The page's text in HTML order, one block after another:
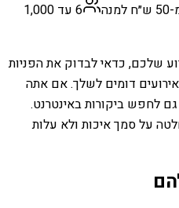
6 עד 1,000
שלכם, כדאי לבדוק את הפניות
דומים לשלך. אם אתה
לחפש ביקורות באינטרנט.
על סמך איכות ולא עלות